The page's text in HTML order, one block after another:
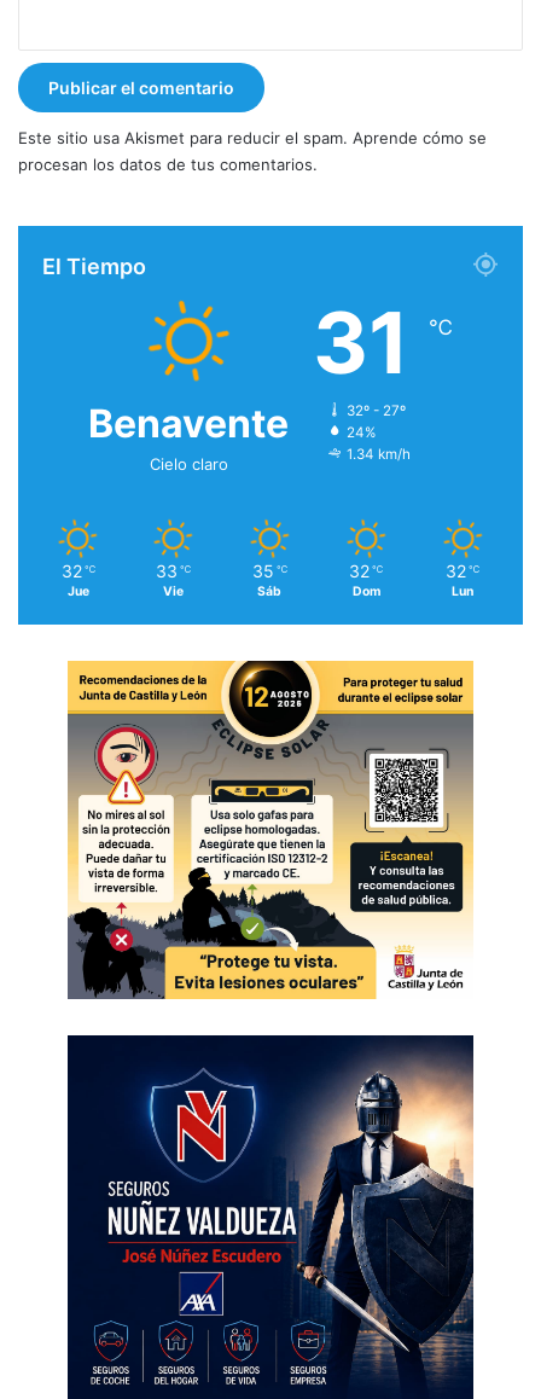
Este sitio usa Akismet para reducir el spam. Aprende cómo se
procesan los datos de tus comentarios.
El Tiempo
Benavente
Cielo claro
31 ℃
32º - 27º
24%
1.34 km/h
32 ℃
Jue
33 ℃
Vie
35 ℃
Sáb
32 ℃
Dom
32 ℃
Lun